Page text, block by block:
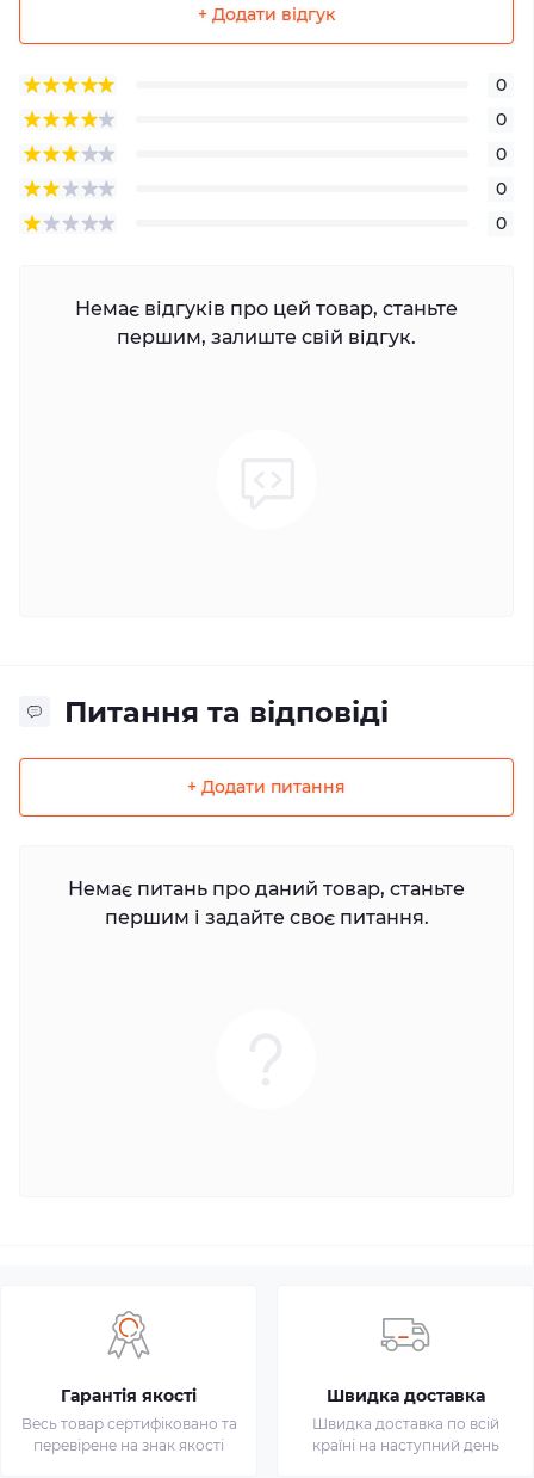
+ Додати відгук
0
0
0
0
0
Немає відгуків про цей товар, станьте
першим, залиште свій відгук.
Питання та відповіді
+ Додати питання
Немає питань про даний товар, станьте
першим і задайте своє питання.
Гарантія якості
Весь товар сертифіковано та
перевірене на знак якості
Швидка доставка
Швидка доставка по всій
країні на наступний день